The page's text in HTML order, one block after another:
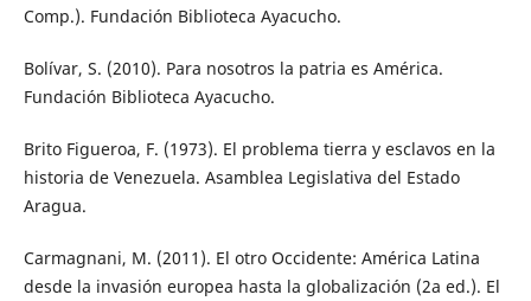
Comp.). Fundación Biblioteca Ayacucho.
Bolívar, S. (2010). Para nosotros la patria es América.
Fundación Biblioteca Ayacucho.
Brito Figueroa, F. (1973). El problema tierra y esclavos en la
historia de Venezuela. Asamblea Legislativa del Estado
Aragua.
Carmagnani, M. (2011). El otro Occidente: América Latina
desde la invasión europea hasta la globalización (2a ed.). El